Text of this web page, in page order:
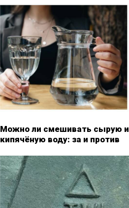
Можно ли смешивать сырую и
кипячёную воду: за и против